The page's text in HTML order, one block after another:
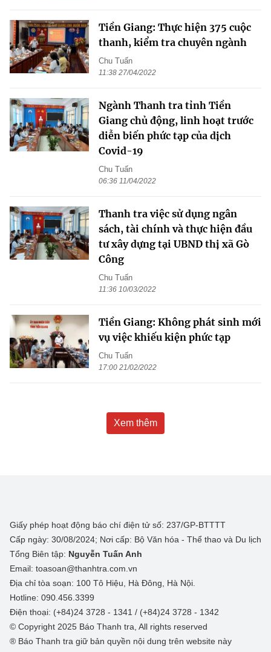
Tiền Giang: Thực hiện 375 cuộc
thanh, kiểm tra chuyên ngành
Chu Tuấn
11:38 27/04/2022
Ngành Thanh tra tỉnh Tiền
Giang chủ động, linh hoạt trước
diễn biến phức tạp của dịch
Covid-19
Chu Tuấn
06:36 11/04/2022
Thanh tra việc sử dụng ngân
sách, tài chính và thực hiện đầu
tư xây dựng tại UBND thị xã Gò
Công
Chu Tuấn
11:36 10/03/2022
Tiền Giang: Không phát sinh mới
vụ việc khiếu kiện phức tạp
Chu Tuấn
17:00 21/02/2022
Xem thêm
Giấy phép hoạt động báo chí điện tử số: 237/GP-BTTTT
Cấp ngày: 30/08/2024; Nơi cấp: Bộ Văn hóa - Thể thao và Du lịch
Tổng Biên tập: Nguyễn Tuấn Anh
Email: toasoan@thanhtra.com.vn
Địa chỉ tòa soạn: 100 Tô Hiệu, Hà Đông, Hà Nội.
Hotline: 090.456.3399
Điện thoại: (+84)24 3728 - 1341 / (+84)24 3728 - 1342
© Copyright 2025 Báo Thanh tra, All rights reserved
® Báo Thanh tra giữ bản quyền nội dung trên website này